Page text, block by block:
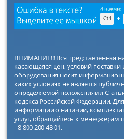
ВНИМАНИЕ!!! Вся представленная
касающаяся цен, условий поставки
оборудования носит
каких условиях не является
определяемой положениями
кодекса Российской Федерации.
информации о наличии,
услуг, обращайтесь к менеджерам
- 8 800 200 48 01.